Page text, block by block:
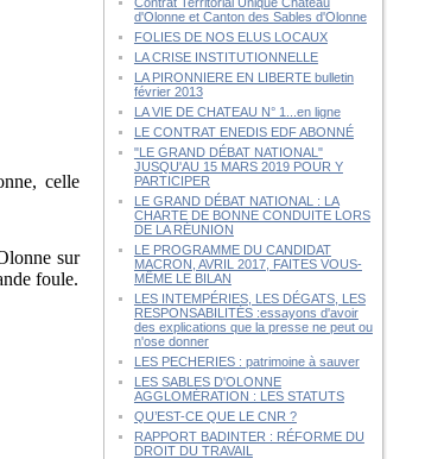
celle
sur
foule.
d'Olonne et Canton des Sables d'Olonne
FOLIES DE NOS ELUS LOCAUX
LA CRISE INSTITUTIONNELLE
LA PIRONNIERE EN LIBERTE bulletin
février 2013
LA VIE DE CHATEAU N° 1...en ligne
LE CONTRAT ENEDIS EDF ABONNÉ
"LE GRAND DÉBAT NATIONAL"
JUSQU'AU 15 MARS 2019 POUR Y
PARTICIPER
LE GRAND DÉBAT NATIONAL : LA
CHARTE DE BONNE CONDUITE LORS
DE LA RÉUNION
LE PROGRAMME DU CANDIDAT
MACRON, AVRIL 2017, FAITES VOUS-
MÊME LE BILAN
LES INTEMPÉRIES, LES DÉGATS, LES
RESPONSABILITÉS :essayons d'avoir
des explications que la presse ne peut ou
n'ose donner
LES PECHERIES : patrimoine à sauver
LES SABLES D'OLONNE
AGGLOMÉRATION : LES STATUTS
QU’EST-CE QUE LE CNR ?
RAPPORT BADINTER : RÉFORME DU
DROIT DU TRAVAIL